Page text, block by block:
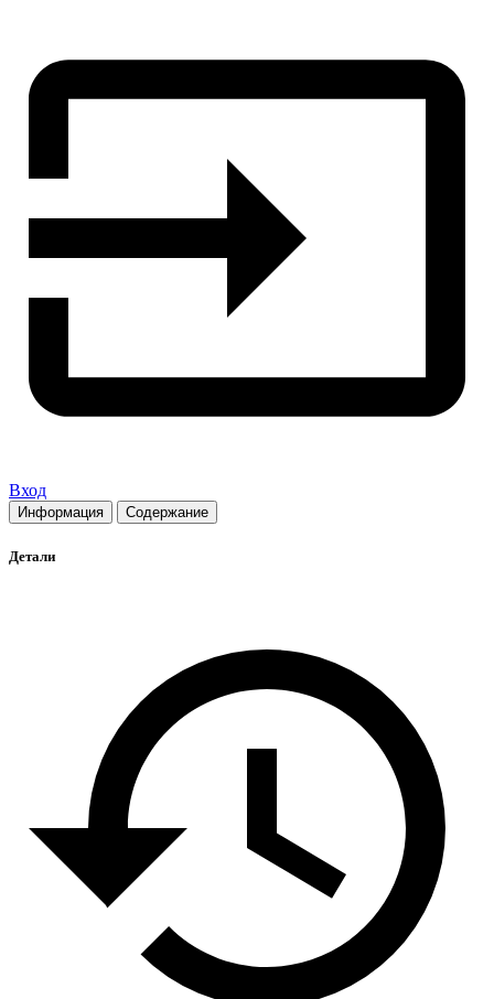
Вход
Информация Содержание
Детали